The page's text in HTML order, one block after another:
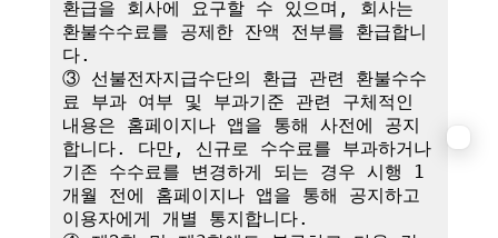
환급을 회사에 요구할 수 있으며, 회사는
환불수수료를 공제한 잔액 전부를 환급합니
다.
③ 선불전자지급수단의 환급 관련 환불수수
료 부과 여부 및 부과기준 관련 구체적인
내용은 홈페이지나 앱을 통해 사전에 공지
합니다. 다만, 신규로 수수료를 부과하거나
기존 수수료를 변경하게 되는 경우 시행 1
개월 전에 홈페이지나 앱을 통해 공지하고
이용자에게 개별 통지합니다.